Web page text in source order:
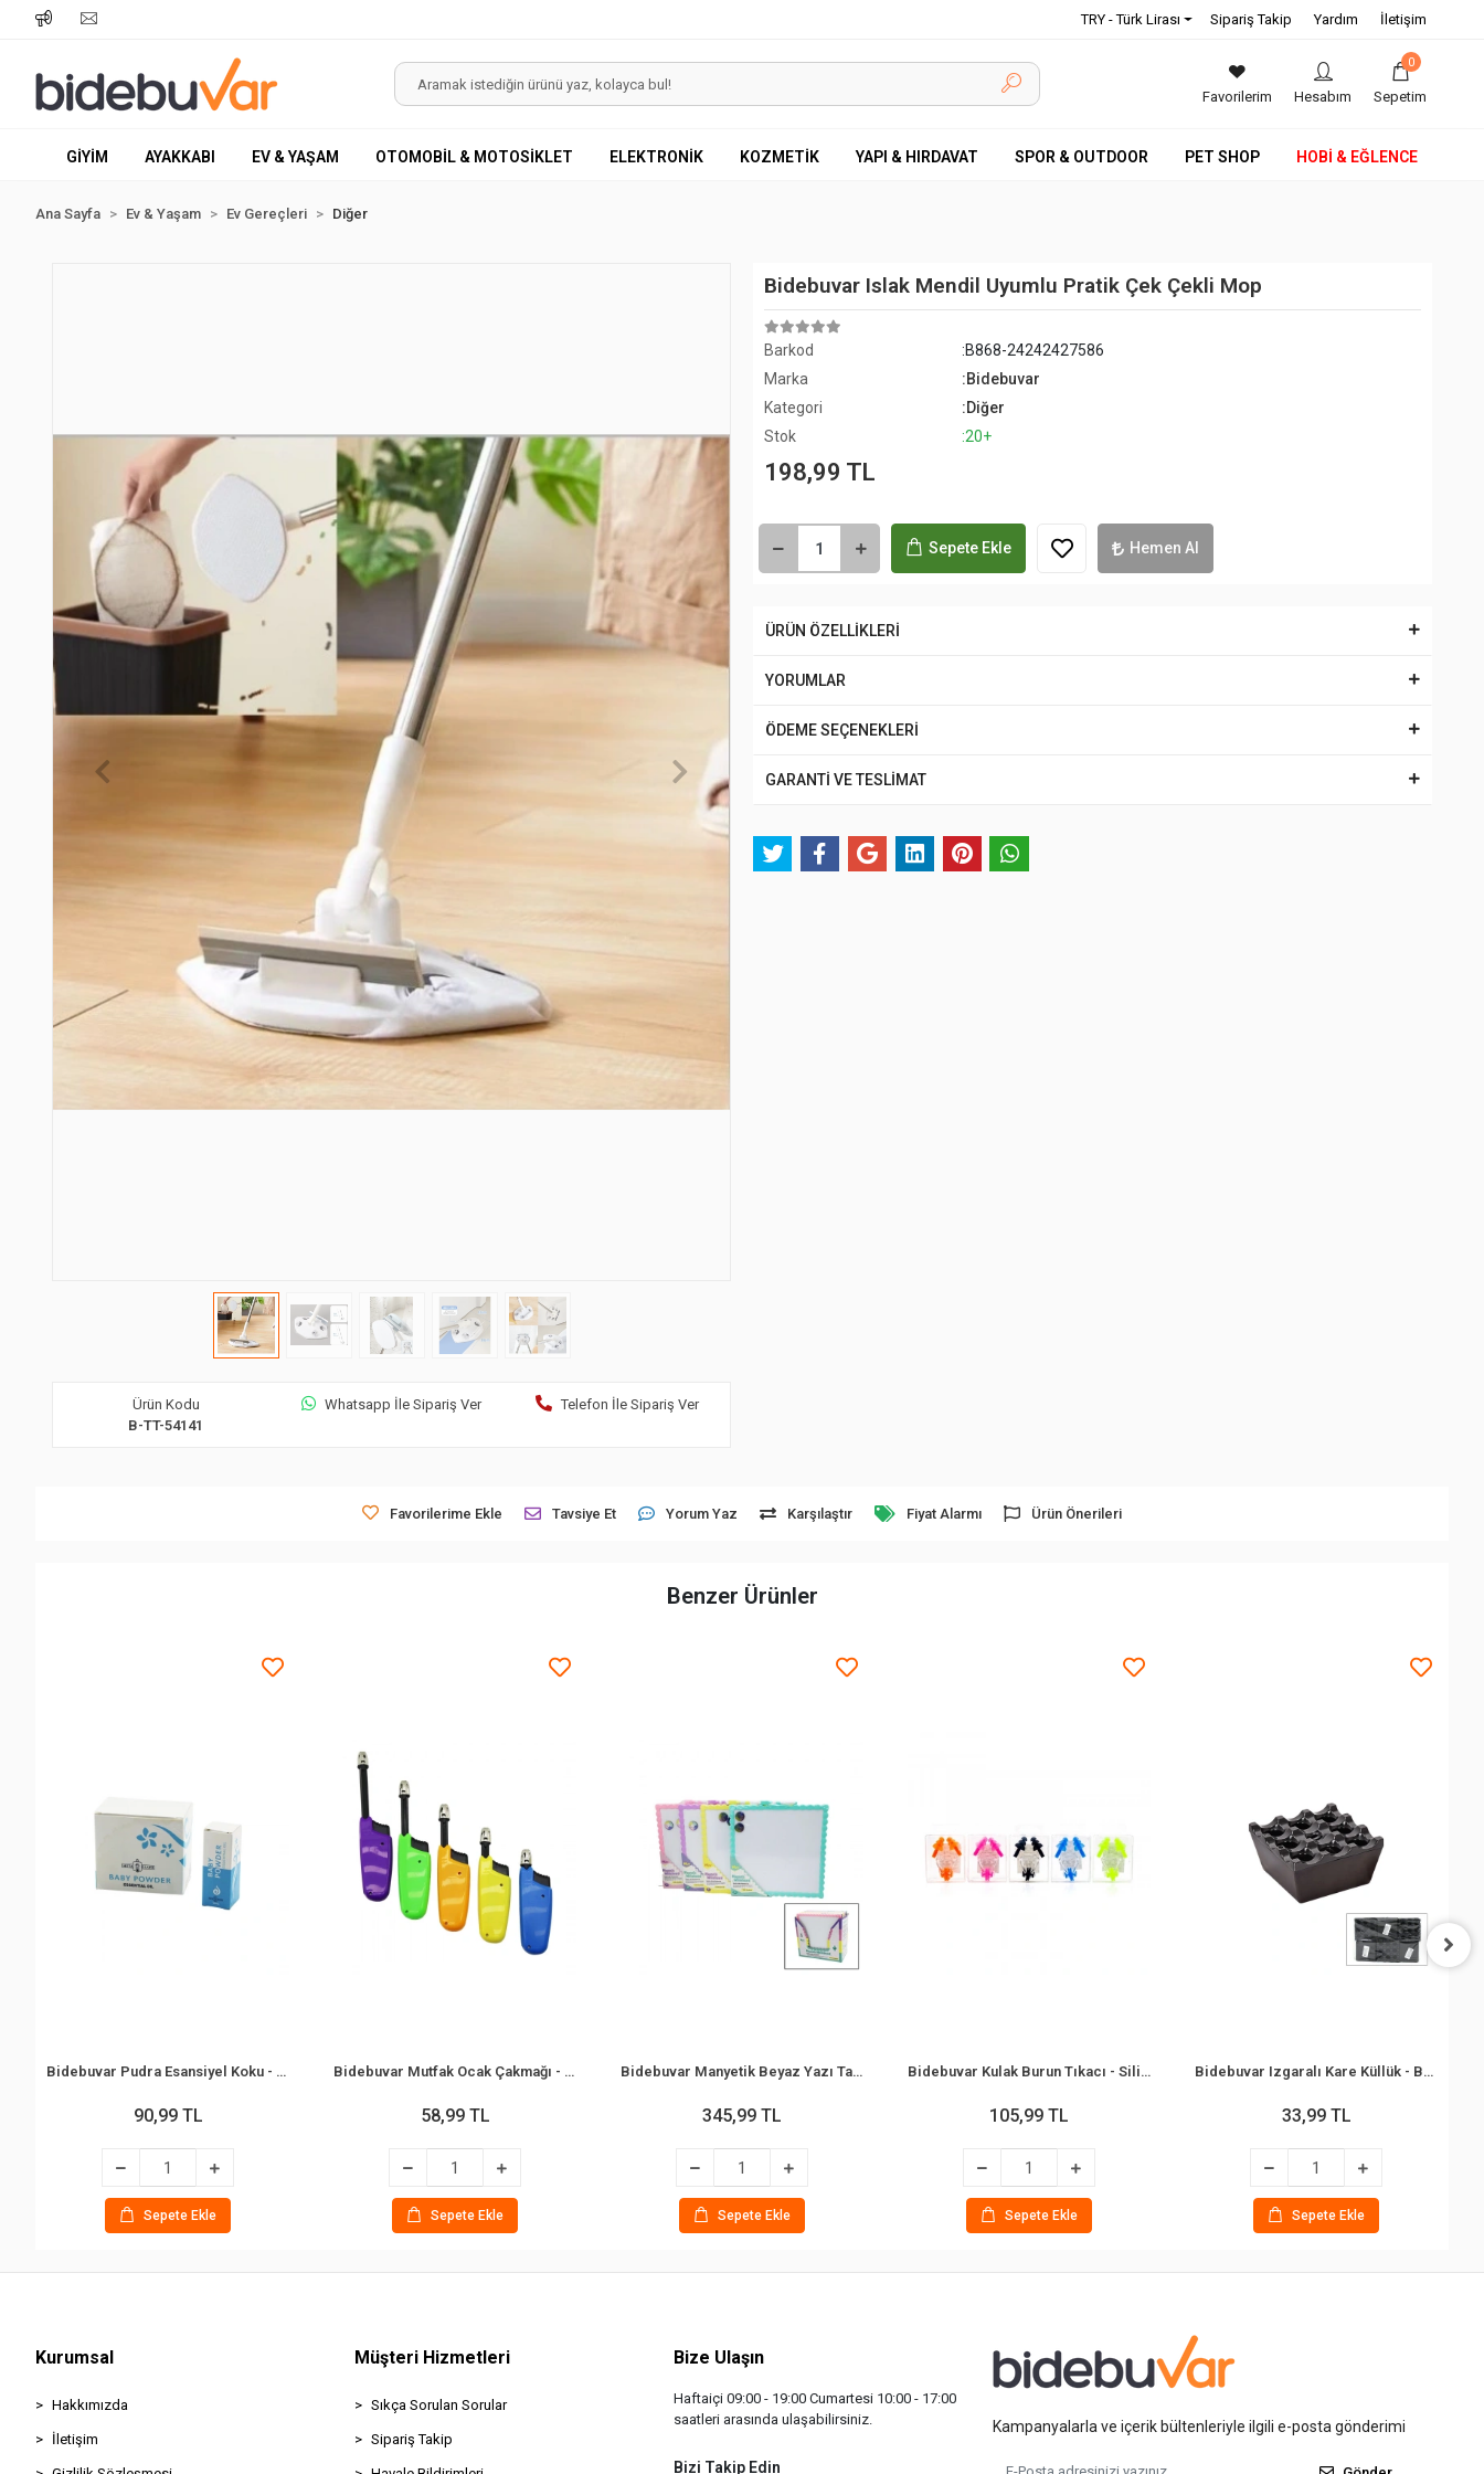
TRY - Türk Lirası Sipariş Takip Yardım İletişim
Favorilerim Hesabım
0
Sepetim
GİYİM AYAKKABI EV & YAŞAM OTOMOBİL & MOTOSİKLET ELEKTRONİK KOZMETİK YAPI & HIRDAVAT SPOR & OUTDOOR PET SHOP HOBİ & EĞLENCE
Ana Sayfa Ev & Yaşam Ev Gereçleri Diğer
Ürün Kodu
B-TT-54141
Whatsapp İle Sipariş Ver Telefon İle Sipariş Ver
Bidebuvar Islak Mendil Uyumlu Pratik Çek Çekli Mop
Barkod
:B868-24242427586
Marka
:Bidebuvar
Kategori
:Diğer
Stok
:20+
198,99 TL
Sepete Ekle Hemen Al
ÜRÜN ÖZELLİKLERİ
YORUMLAR
ÖDEME SEÇENEKLERİ
GARANTİ VE TESLİMAT
Favorilerime Ekle Tavsiye Et Yorum Yaz Karşılaştır Fiyat Alarmı Ürün Önerileri
Benzer Ürünler
Bidebuvar Pudra Esansiyel Koku - 10 ml - Esans Yağ
90,99 TL
Sepete Ekle
Bidebuvar Mutfak Ocak Çakmağı - Teleskopik Başlık - Renkli
58,99 TL
Sepete Ekle
Bidebuvar Manyetik Beyaz Yazı Tahtası - Çift Taraflı - 29x29 cm - Renkli Çerçeve
345,99 TL
Sepete Ekle
Bidebuvar Kulak Burun Tıkacı - Silikon - Renkli
105,99 TL
Sepete Ekle
Bidebuvar Izgaralı Kare Küllük - Bakalit Plastik - Siyah
33,99 TL
Sepete Ekle
Kurumsal
Hakkımızda
İletişim
Müşteri Hizmetleri
Sıkça Sorulan Sorular
Sipariş Takip
Bize Ulaşın
Haftaiçi 09:00 - 19:00 Cumartesi 10:00 - 17:00
saatleri arasında ulaşabilirsiniz.
Bizi Takip Edin
Kampanyalarla ve içerik bültenleriyle ilgili e-posta gönderimi